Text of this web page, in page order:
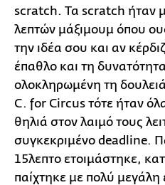
scratch. Τα scratch ήταν
λεπτών μάξιμουμ όπου
την ιδέα σου και αν
έπαθλο και τη
ολοκληρωμένη τη
C. for Circus τότε ήταν
θηλιά στον λαιμό τους
συγκεκριμένο deadline.
15λεπτο ετοιμάστηκε,
παίχτηκε με πολύ μεγάλη